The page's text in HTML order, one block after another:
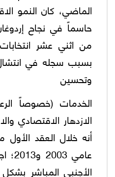
الماضي، كان النمو
حاسماً في نجاح
من اثني عشر
بسبب سجله في
وتحسين
الخدمات (خصوصاً
الازدهار الاقتصادي
أنه خلال العقد
عامي
الأجنبي المباشر